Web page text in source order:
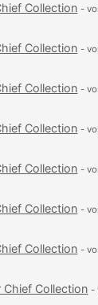
Collection -
Collection -
Collection -
Collection -
Collection -
Collection -
Collection -
Chief Collection -